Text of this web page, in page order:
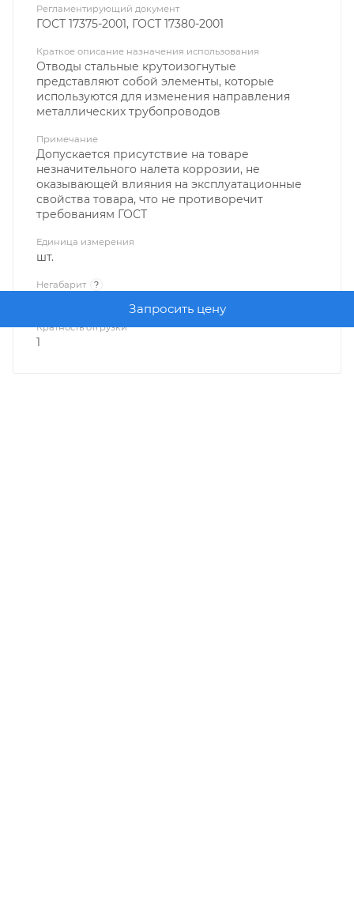
Запросить цену
Регламентирующий документ
ГОСТ 17375-2001, ГОСТ 17380-2001
Краткое описание назначения использования
Отводы стальные крутоизогнутые
представляют собой элементы, которые
используются для изменения направления
металлических трубопроводов
Примечание
Допускается присутствие на товаре
незначительного налета коррозии, не
оказывающей влияния на эксплуатационные
свойства товара, что не противоречит
требованиям ГОСТ
Единица измерения
шт.
Негабарит ?
Кратность отгрузки
1